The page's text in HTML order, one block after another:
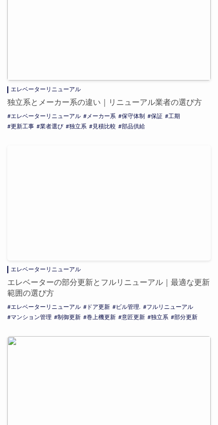
エレベーターリニューアル
独立系とメーカー系の違い｜リニューアル業者の選び方
エレベーターリニューアル メーカー系 保守体制 保証
工期
更新工事
業者選び 独立系 見積比較 部品供給
エレベーターリニューアル
エレベーターの部分更新とフルリニューアル｜最適な更新
範囲の選び方
エレベーターリニューアル ドア更新 ビル管理.
フルリニューアル
マンション管理
制御更新 巻上機更新 意匠更新 独立系 部分更新